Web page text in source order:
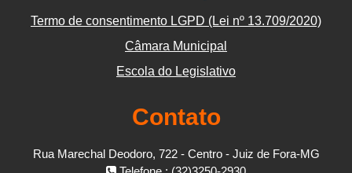
Termo de consentimento LGPD (Lei nº 13.709/2020)
Câmara Municipal
Escola do Legislativo
Contato
Rua Marechal Deodoro, 722 - Centro - Juiz de Fora-MG